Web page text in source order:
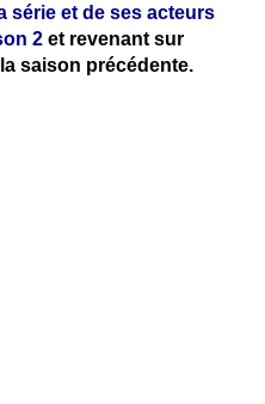
série et de ses acteurs
2 et revenant sur
saison précédente.